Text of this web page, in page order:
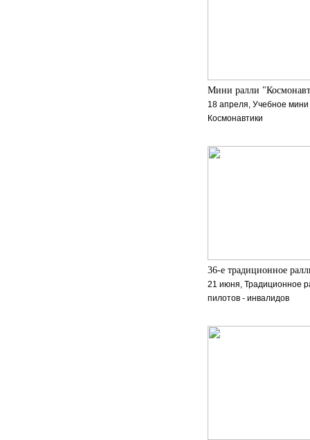
Мини ралли
18 апреля, Учебное мини
Космонавтики
36-е традиционное
21 июня, Традиционное
пилотов - инвалидов